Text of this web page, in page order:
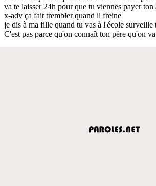
va te laisser 24h pour que tu viennes payer ton
x-adv ça fait trembler quand il freine
je dis à ma fille quand tu vas à l'école surveille
C'est pas parce qu'on connaît ton père qu'on